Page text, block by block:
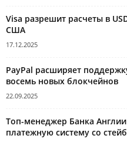
Visa разрешит расчеты в
США
17.12.2025
PayPal расширяет
восемь новых блокчейнов
22.09.2025
Топ-менеджер Банка
платежную систему со